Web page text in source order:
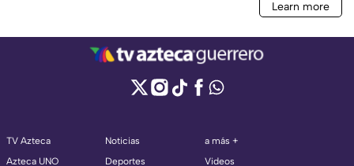
TV Azteca
Azteca UNO
Noticias
Deportes
a más +
Videos